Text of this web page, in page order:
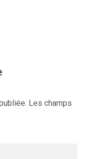
Les champs